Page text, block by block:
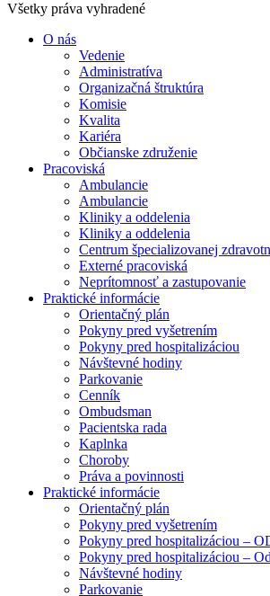
Všetky práva vyhradené
O nás
Vedenie
Administratíva
Organizačná štruktúra
Komisie
Kvalita
Kariéra
Občianske združenie
Pracoviská
Ambulancie
Ambulancie
Kliniky a oddelenia
Kliniky a oddelenia
Centrum špecializovanej
Externé pracoviská
Neprítomnosť a zastupovanie
Praktické informácie
Orientačný plán
Pokyny pred vyšetrením
Pokyny pred hospitalizáciou
Návštevné hodiny
Parkovanie
Cenník
Ombudsman
Pacientska rada
Kaplnka
Choroby
Práva a povinnosti
Praktické informácie
Orientačný plán
Pokyny pred vyšetrením
Pokyny pred hospitalizáciou –
Pokyny pred hospitalizáciou –
Návštevné hodiny
Parkovanie